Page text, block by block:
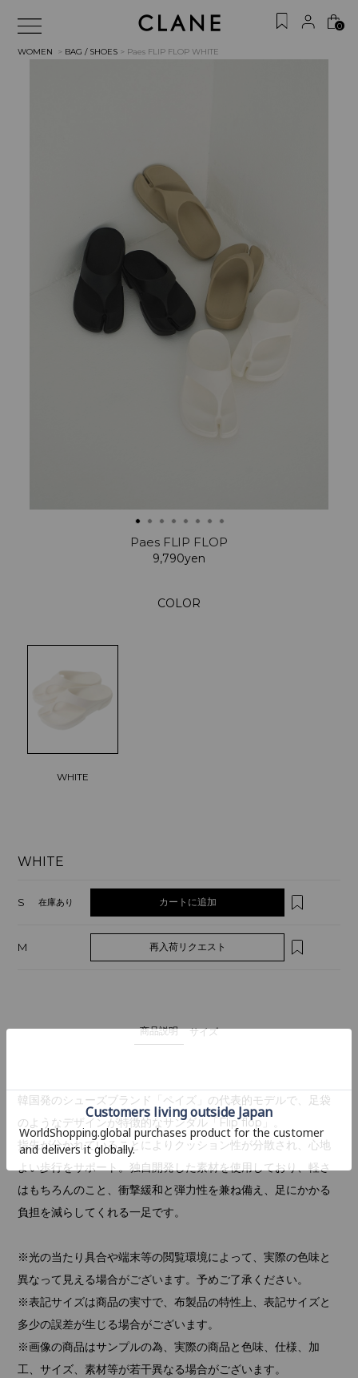
0
WOMEN > BAG / SHOES > Paes FLIP FLOPWHITE
Paes FLIP FLOP
9,790yen
COLOR
WHITE
WHITE
S 在庫あり カートに追加
M 再入荷リクエスト
商品説明 サイズ
韓国発のシューズブランド「ペイズ」の代表的モデルで、足袋
のようなデザインが特徴的なサンダル「Flip flop」。
指先が分かれていることによりクッション性が分散され、心地
よい歩行をサポート。独自開発した素材を使用しており、軽さ
はもちろんのこと、衝撃緩和と弾力性を兼ね備え、足にかかる
負担を減らしてくれる一足です。
※光の当たり具合や端末等の閲覧環境によって、実際の色味と
異なって見える場合がございます。予めご了承ください。
※表記サイズは商品の実寸で、布製品の特性上、表記サイズと
多少の誤差が生じる場合がございます。
※画像の商品はサンプルの為、実際の商品と色味、仕様、加
工、サイズ、素材等が若干異なる場合がございます。